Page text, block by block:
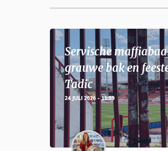
Servische
grauwe bak en
Tadic
24 JULI 2026 - 11:59